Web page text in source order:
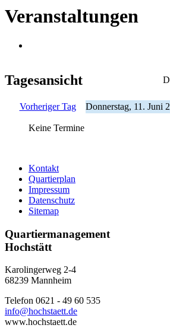
Veranstaltungen
Tagesansicht
Vorheriger Tag Donnerstag, 11. Juni
Keine Termine
Kontakt
Quartierplan
Impressum
Datenschutz
Sitemap
Quartiermanagement
Hochstätt
Karolingerweg 2-4
68239 Mannheim
Telefon 0621 - 49 60 535
info@hochstaett.de
www.hochstaett.de